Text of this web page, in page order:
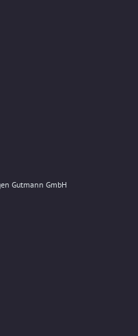
Gutmann GmbH